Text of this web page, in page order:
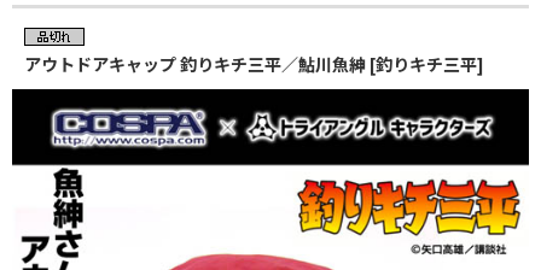
アウトドアキャップ 釣りキチ三平／鮎川魚紳 [釣りキチ三平]